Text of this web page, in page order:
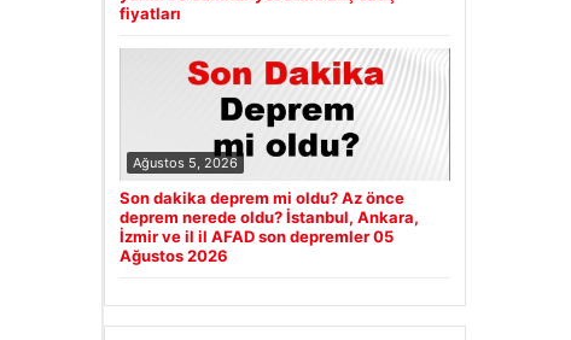
fiyatları
Ağustos 5, 2026
Son dakika deprem mi oldu? Az önce
deprem nerede oldu? İstanbul, Ankara,
İzmir ve il il AFAD son depremler 05
Ağustos 2026